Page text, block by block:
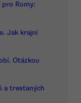
Romy:
Jak krajní
Otázkou
a trestaných